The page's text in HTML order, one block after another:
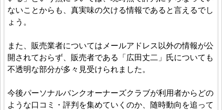
ないことからも、真実味の欠ける情報であると言えるでし
ょう。
また、販売業者についてはメールアドレス以外の情報が公
開されておらず、販売者である「広田丈二」氏についても
不透明な部分が多々見受けられました。
今後パーソナルバンクオーナーズクラブが利用者からどの
ような口コミ・評判を集めていくのか、随時動向を追って